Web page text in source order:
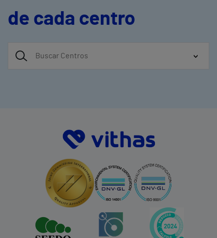
de cada centro